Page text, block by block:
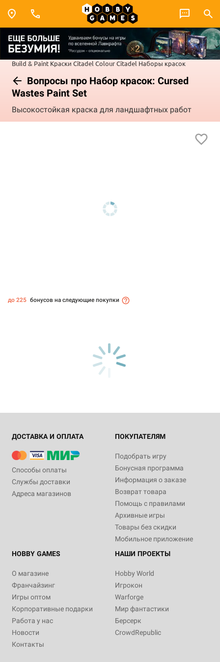
Build & Paint Краски Citadel ColourCitadel Наборы красок
Вопросы про Набор красок: Cursed
Wastes Paint Set
Высокостойкая краска для ландшафтных работ
до 225 бонусов на следующие покупки
ДОСТАВКА И ОПЛАТА
Способы оплаты
Службы доставки
Адреса магазинов
ПОКУПАТЕЛЯМ
Подобрать игру
Бонусная программа
Информация о заказе
Возврат товара
Помощь с правилами
Архивные игры
Товары без скидки
Мобильное приложение
HOBBY GAMES
О магазине
Франчайзинг
Игры оптом
Корпоративные подарки
Работа у нас
Новости
Контакты
НАШИ ПРОЕКТЫ
Hobby World
Игрокон
Warforge
Мир фантастики
Берсерк
CrowdRepublic